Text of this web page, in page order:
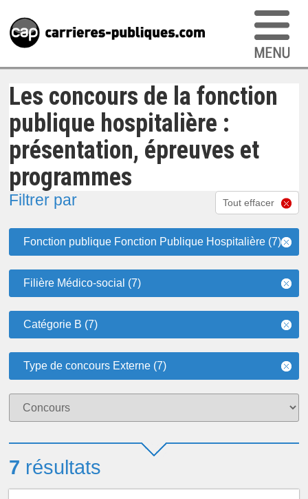
Les concours de la fonction
publique hospitalière :
présentation, épreuves et
programmes
Filtrer par Tout effacer
Fonction publique Fonction Publique Hospitalière (7)
Filière Médico-social (7)
Catégorie B (7)
Type de concours Externe (7)
7 résultats